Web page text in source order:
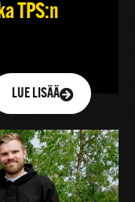
TPS:n
LUE LISÄÄ